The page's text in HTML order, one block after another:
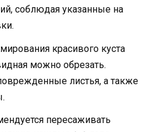
соблюдая указанные на
красивого куста
можно обрезать.
листья, а также
пересаживать